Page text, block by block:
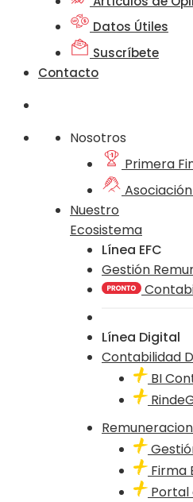
Datos Útiles
Suscríbete
Contacto
Nosotros
Primera
Nuestro
Ecosistema
Línea EFC
Gestión
Línea Digital
Contabilidad
BI
Firma
Portal